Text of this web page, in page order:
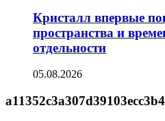
Кристалл впервые
пространства и
отдельности
05.08.2026